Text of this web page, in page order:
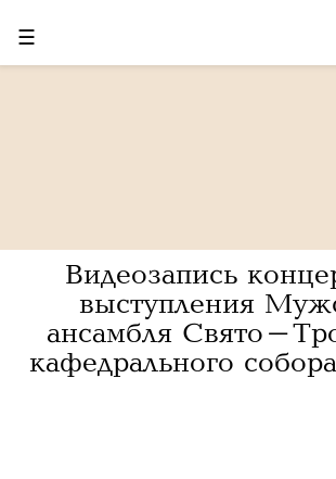
☰
Видеозапись
выступления
ансамбля Свято-
кафедрального